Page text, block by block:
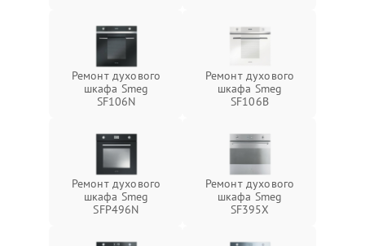
Ремонт духового
шкафа Smeg
SF106N
Ремонт духового
шкафа Smeg
SF106B
Ремонт духового
шкафа Smeg
SFP496N
Ремонт духового
шкафа Smeg
SF395X